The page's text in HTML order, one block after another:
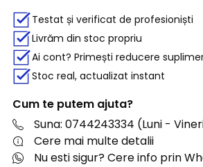
Testat și verificat de profesioniști
Livrăm din stoc propriu
Ai cont? Primești reducere
Stoc real, actualizat instant
Cum te putem ajuta?
Suna: 0744243334 (Luni -
Cere mai multe detalii
Nu esti sigur? Cere info prin